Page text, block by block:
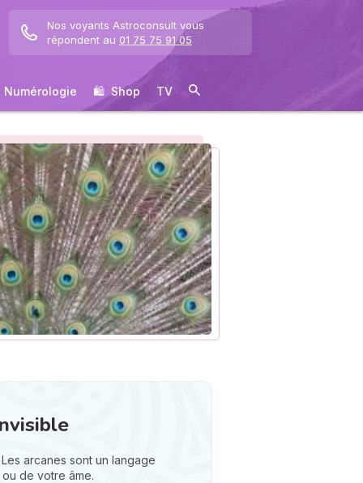
Nos voyants Astroconsult vous
répondent au 01 75 75 91 05
Numérologie 🛍 ️ Shop TV
arcanes sont un langage
de votre âme.